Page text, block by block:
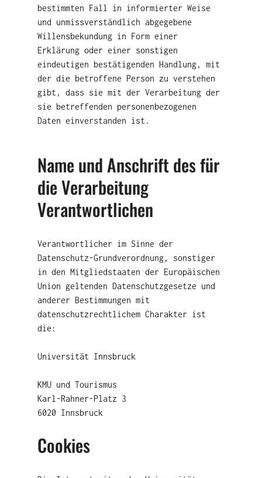
bestimmten Fall in informierter Weise
und unmissverständlich abgegebene
Willensbekundung in Form einer
Erklärung oder einer sonstigen
eindeutigen bestätigenden Handlung, mit
der die betroffene Person zu verstehen
gibt, dass sie mit der Verarbeitung der
sie betreffenden personenbezogenen
Daten einverstanden ist.
Name und Anschrift des für
die Verarbeitung
Verantwortlichen
Verantwortlicher im Sinne der
Datenschutz-Grundverordnung, sonstiger
in den Mitgliedstaaten der Europäischen
Union geltenden Datenschutzgesetze und
anderer Bestimmungen mit
datenschutzrechtlichem Charakter ist
die:
Universität Innsbruck
KMU und Tourismus
Karl-Rahner-Platz 3
6020 Innsbruck
Cookies